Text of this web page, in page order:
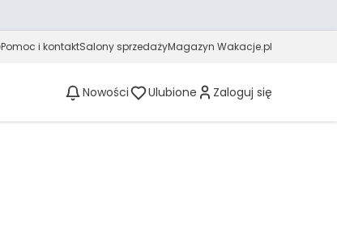
Pomoc i kontaktSalony sprzedażyMagazyn Wakacje.pl
Nowości Ulubione Zaloguj się